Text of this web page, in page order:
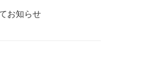
お知らせ